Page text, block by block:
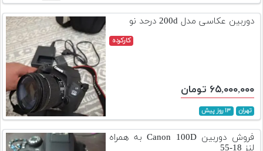
دوربین عکاسی مدل 200d درحد نو
کارکرده
۶۵,۰۰۰,۰۰۰ تومان
تهران ۱۳ روز پیش
فروش دوربین Canon 100D به همراه
لنز 18-55